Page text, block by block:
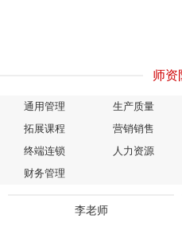
师资
通用管理 生产质量
拓展课程
营销销售
终端连锁
人力资源
财务管理
李老师